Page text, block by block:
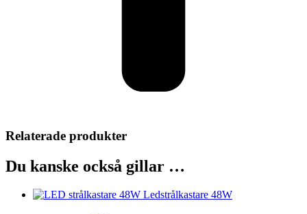
Relaterade produkter
Du kanske också gillar …